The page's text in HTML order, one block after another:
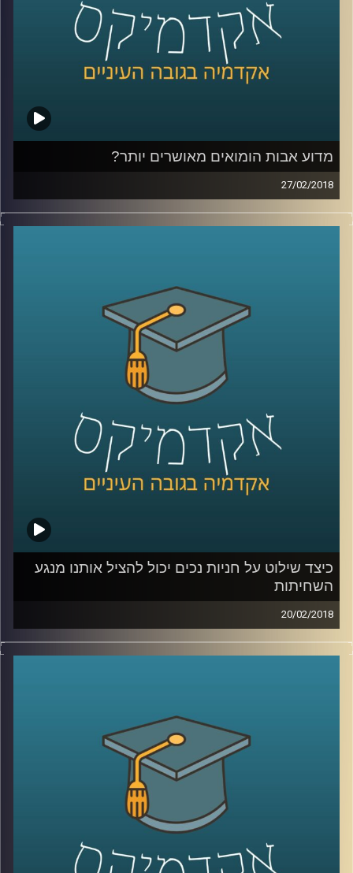
קרדיט תמונות: AudioVersity
מדוע אבות הומואים מאושרים יותר?
27/02/2018
מחקרים מצביעים על כך שאבות הומואים
הסיבות לכך, מתאר מודלים נוספים של
משפחה ומסביר כיצד הם קשורים ל"פרדוקס
AudioVersity
כיצד שילוט על חניות נכים יכול להציל אותנו מנגע
השחיתות
20/02/2018
נגע השחיתות הפך לממאיר במחזותינו ומהווה
את אין סוף החשודים, הנחקרים והמואשמים
בפרשות שחיתות שונות לבצע את מעשיהם ואיך
הם בכל זאת הצליחו לשכנע את עצמם
שכוונותיהם חיוביות? בנוסף מציג איל את
המודל המשולש למלחמה במחלה ציבורית זו